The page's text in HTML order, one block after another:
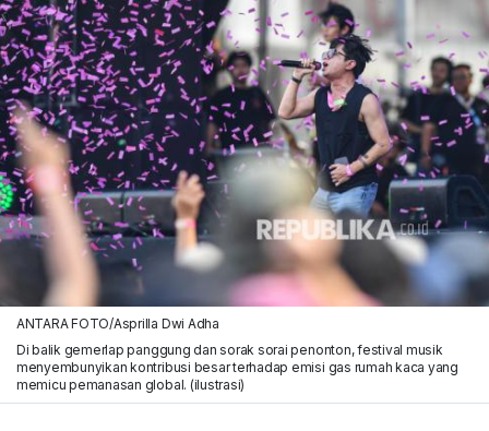
ANTARA FOTO/Asprilla Dwi Adha
Di balik gemerlap panggung dan sorak sorai penonton, festival musik
menyembunyikan kontribusi besar terhadap emisi gas rumah kaca yang
memicu pemanasan global. (ilustrasi)